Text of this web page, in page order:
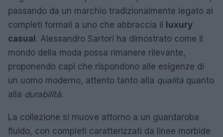
passando da un marchio tradizionalmente legato ai
completi formali a uno che abbraccia il luxury
casual. Alessandro Sartori ha dimostrato come il
mondo della moda possa rimanere rilevante,
proponendo capi che rispondono alle esigenze di
un uomo moderno, attento tanto alla qualità quanto
alla durabilità.
La collezione si muove attorno a un guardaroba
fluido, con completi caratterizzati da linee morbide